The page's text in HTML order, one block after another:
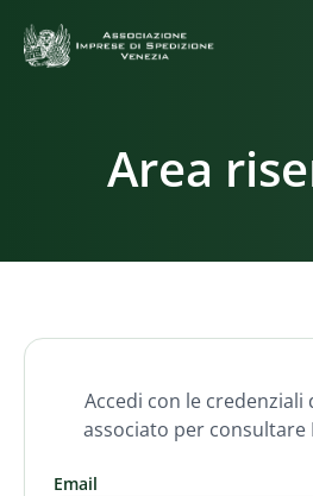
Area
Accedi con le
associato per consultare
Email